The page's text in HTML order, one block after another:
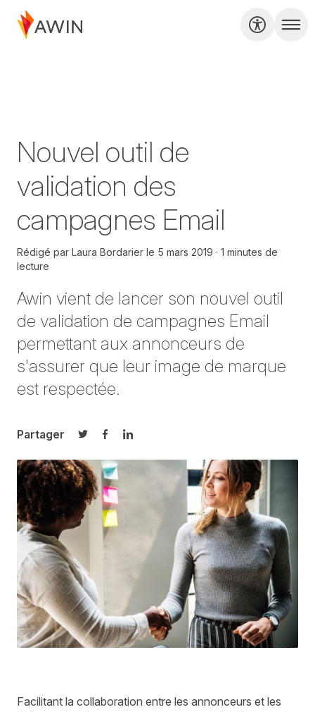
Nouvel outil de
validation des
campagnes Email
Rédigé par Laura Bordarier le 5 mars 2019
1 minutes de
lecture
Awin vient de lancer son nouvel outil
de validation de campagnes Email
permettant aux annonceurs de
s'assurer que leur image de marque
est respectée.
Partager
Partager sur Twitter
Partager sur Facebook
Partager sur LinkedIn
Facilitant la collaboration entre les annonceurs et les